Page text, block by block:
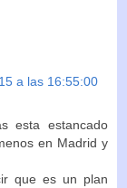
a las 16:55:00
esta estancado
en Madrid y
que es un plan